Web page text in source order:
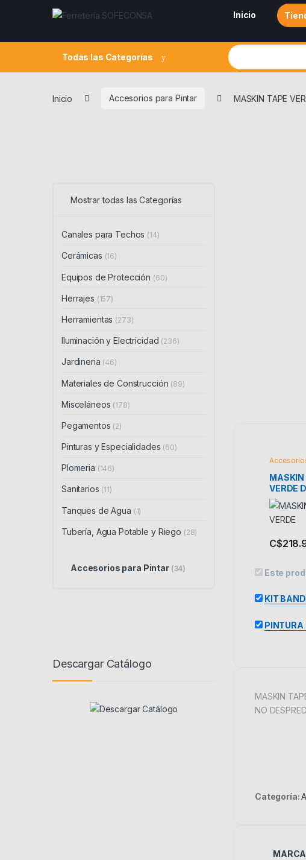
Skip to navigation
Skip to content
Inicio
Todas las Categorías
Search for:
Inicio Accesorios para Pintar MASKIN TAPE
MASKIN
VERDE
C$
Este
KIT
MASKIN
NO
Categoría:
MARCA
Mostrar todas las Categorías
Canales para Techos (14)
Cerámicas (16)
Equipos de Protección (60)
Herrajes (157)
Herramientas (273)
Iluminación y Electricidad (236)
Jardineria (46)
Materiales de Construcción (89)
Misceláneos (178)
Pegamentos (2)
Pinturas y Especialidades (60)
Plomeria (146)
Sanitarios (11)
Tanques de Agua (1)
Tubería, Agua Potable y Riego (28)
Accesorios para Pintar (34)
Descargar Catálogo